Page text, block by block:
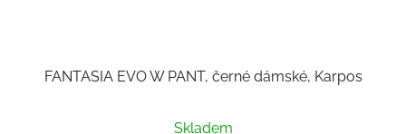
FANTASIA EVO W PANT, černé dámské, Karpos
Skladem